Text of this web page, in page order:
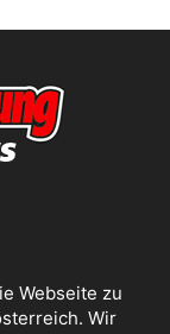
Webseite zu
Wir